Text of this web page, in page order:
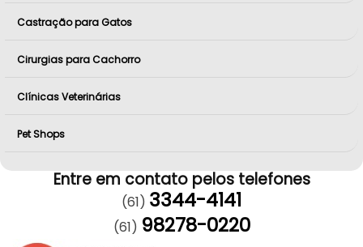
Castração para Gatos
Cirurgias para Cachorro
Clínicas Veterinárias
Pet Shops
Entre em contato pelos telefones
(61) 3344-4141
(61) 98278-0220